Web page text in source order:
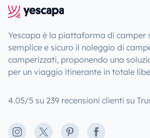
Yescapa è la piattaforma di camper
semplice e sicuro il noleggio di
camperizzati, proponendo una
per un viaggio itinerante in totale
4.05/5 su 239 recensioni clienti su
Instagram
X PinterestFacebook